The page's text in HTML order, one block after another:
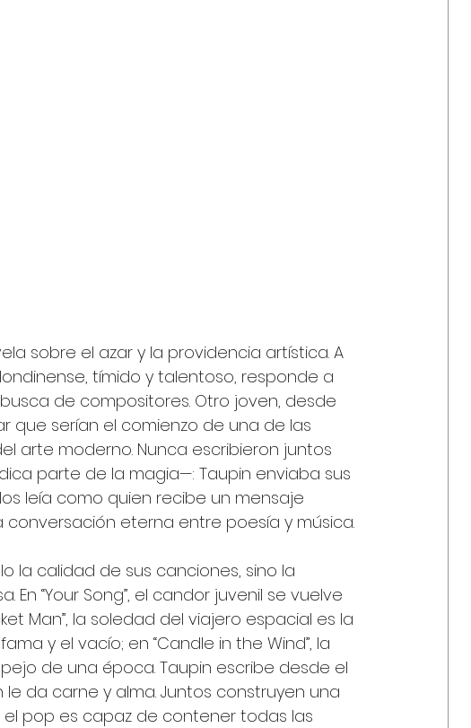
sobre el azar y la providencia artística. A
tímido y talentoso, responde a
de compositores. Otro joven, desde
que serían el comienzo de una de las
arte moderno. Nunca escribieron juntos
parte de la magia—: Taupin enviaba sus
leía como quien recibe un mensaje
conversación eterna entre poesía y música.
la calidad de sus canciones, sino la
“Your Song”, el candor juvenil se vuelve
Man”, la soledad del viajero espacial es la
y el vacío; en “Candle in the Wind”, la
de una época. Taupin escribe desde el
da carne y alma. Juntos construyen una
pop es capaz de contener todas las